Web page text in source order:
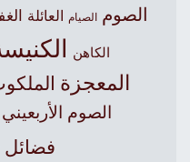
الصوم الصيام العائلة
الكاهن الكنيسة
المعجزة الملكوت
الصوم الأربعيني
فضائل